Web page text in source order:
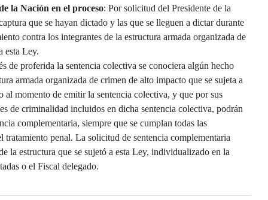
la Nación en el proceso: Por solicitud del Presidente de la
que se hayan dictado y las que se lleguen a dictar durante
contra los integrantes de la estructura armada organizada de
esta Ley.
de proferida la sentencia colectiva se conociera algún hecho
armada organizada de crimen de alto impacto que se sujeta a
al momento de emitir la sentencia colectiva, y que por sus
de criminalidad incluidos en dicha sentencia colectiva, podrán
complementaria, siempre que se cumplan todas las
tratamiento penal. La solicitud de sentencia complementaria
la estructura que se sujetó a esta Ley, individualizado en la
o el Fiscal delegado.